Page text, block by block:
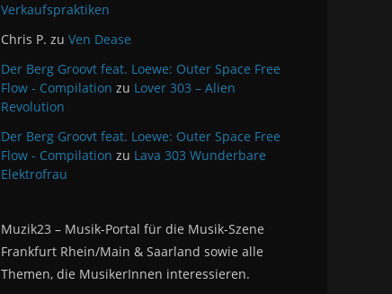
Verkaufspraktiken
Chris P. zu Ven Dease
Der Berg Groovt feat. Loewe: Outer Space Free
Flow - Compilation zu Lover 303 – Alien
Revolution
Der Berg Groovt feat. Loewe: Outer Space Free
Flow - Compilation zu Lava 303 Wunderbare
Elektrofrau
Muzik23 – Musik-Portal für die Musik-Szene
Frankfurt Rhein/Main & Saarland sowie alle
Themen, die MusikerInnen interessieren.